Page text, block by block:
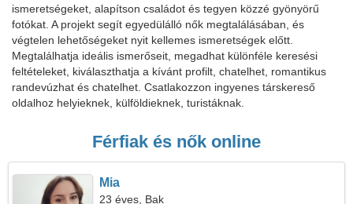
ismeretségeket, alapítson családot és tegyen közzé gyönyörű
fotókat. A projekt segít egyedülálló nők megtalálásában, és
végtelen lehetőségeket nyit kellemes ismeretségek előtt.
Megtalálhatja ideális ismerőseit, megadhat különféle keresési
feltételeket, kiválaszthatja a kívánt profilt, chatelhet, romantikus
randevúzhat és chatelhet. Csatlakozzon ingyenes társkereső
oldalhoz helyieknek, külföldieknek, turistáknak.
Férfiak és nők online
Mia
23 éves, Bak